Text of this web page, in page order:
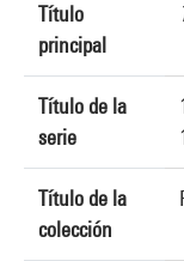
Título
principal
Título de la
serie
Título de la
colección